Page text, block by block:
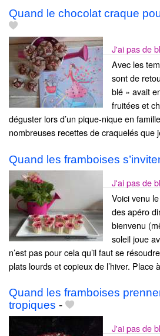
Quand le chocolat craque
J'ai pas de
Avec les
sont de
blé » avait
fruitées et
déguster lors d’un pique-nique en
nombreuses recettes de craquelés que
Quand les framboises
J'ai pas de
Voici venu
des apéro
bienvenu
soleil joue
n’est pas pour cela qu’il faut se
plats lourds et copieux de l’hiver. Place
Quand les framboises
tropiques -
J'ai pas de